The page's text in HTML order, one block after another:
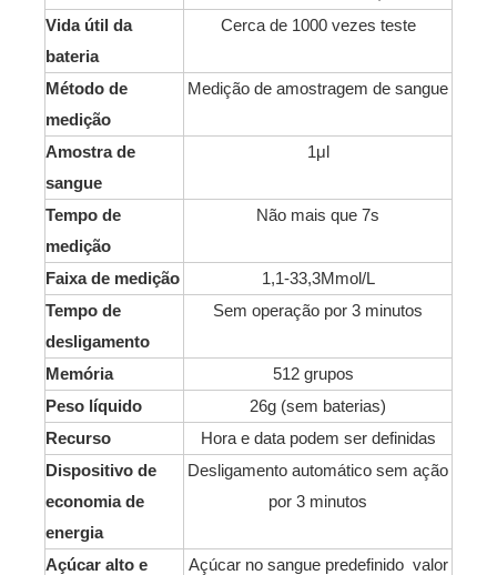
Vida útil da
bateria
Cerca de 1000 vezes teste
Método de
medição
Medição de amostragem de sangue
Amostra de
sangue
1μl
Tempo de
medição
Não mais que 7s
Faixa de medição
1,1-33,3Mmol/L
Tempo de
desligamento
Sem operação por 3 minutos
Memória
512 grupos
Peso líquido
26g (sem baterias)
Recurso
Hora e data podem ser definidas
Dispositivo de
economia de
energia
Desligamento automático sem ação
por 3 minutos
Açúcar alto e
Açúcar no sangue predefinido valor